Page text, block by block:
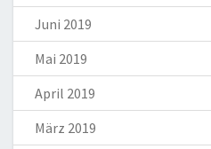
Juni 2019
Mai 2019
April 2019
März 2019